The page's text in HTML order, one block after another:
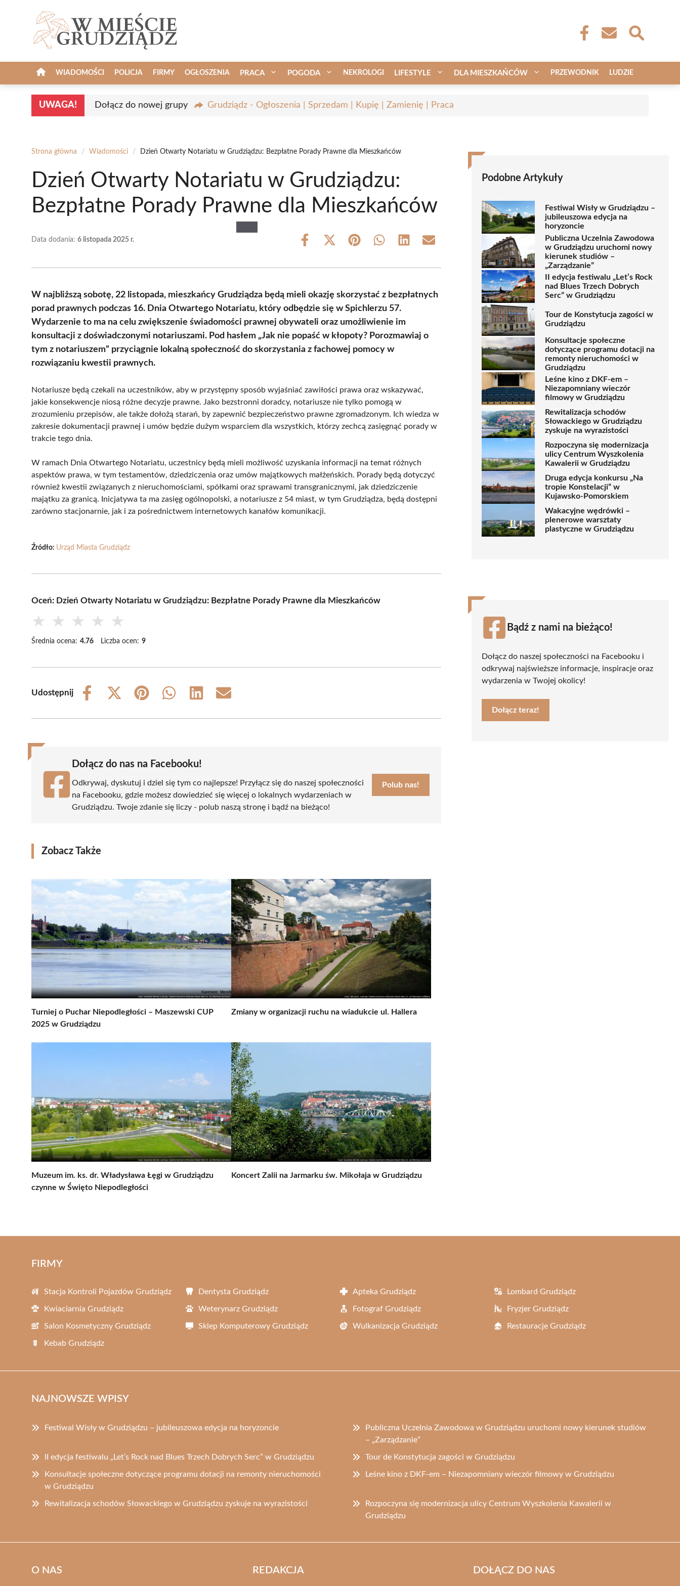
WIADOMOŚCI POLICJA FIRMY OGŁOSZENIA PRACA POGODA NEKROLOGI LIFESTYLE DLA MIESZKAŃCÓW PRZEWODNIK LUDZIE
UWAGA! Dołącz do nowej grupy Grudziądz - Ogłoszenia | Sprzedam | Kupię | Zamienię | Praca
Strona główna / Wiadomości / Dzień Otwarty Notariatu w Grudziądzu: Bezpłatne Porady Prawne dla Mieszkańców
Dzień Otwarty Notariatu w Grudziądzu:
Bezpłatne Porady Prawne dla Mieszkańców
Data dodania: 6 listopada 2025 r.
Share
Share
(Twitter)
Share Share Share Share
W najbliższą sobotę, 22 listopada, mieszkańcy Grudziądza będą mieli okazję skorzystać z bezpłatnych
porad prawnych podczas 16. Dnia Otwartego Notariatu, który odbędzie się w Spichlerzu 57.
Wydarzenie to ma na celu zwiększenie świadomości prawnej obywateli oraz umożliwienie im
konsultacji z doświadczonymi notariuszami. Pod hasłem „Jak nie popaść w kłopoty? Porozmawiaj o
tym z notariuszem” przyciągnie lokalną społeczność do skorzystania z fachowej pomocy w
rozwiązaniu kwestii prawnych.
Notariusze będą czekali na uczestników, aby w przystępny sposób wyjaśniać zawiłości prawa oraz wskazywać,
jakie konsekwencje niosą różne decyzje prawne. Jako bezstronni doradcy, notariusze nie tylko pomogą w
zrozumieniu przepisów, ale także dołożą starań, by zapewnić bezpieczeństwo prawne zgromadzonym. Ich wiedza w
zakresie dokumentacji prawnej i umów będzie dużym wsparciem dla wszystkich, którzy zechcą zasięgnąć porady w
trakcie tego dnia.
W ramach Dnia Otwartego Notariatu, uczestnicy będą mieli możliwość uzyskania informacji na temat różnych
aspektów prawa, w tym testamentów, dziedziczenia oraz umów majątkowych małżeńskich. Porady będą dotyczyć
również kwestii związanych z nieruchomościami, spółkami oraz sprawami transgranicznymi, jak dziedziczenie
majątku za granicą. Inicjatywa ta ma zasięg ogólnopolski, a notariusze z 54 miast, w tym Grudziądza, będą dostępni
zarówno stacjonarnie, jak i za pośrednictwem internetowych kanałów komunikacji.
Źródło: Urząd Miasta Grudziądz
Oceń: Dzień Otwarty Notariatu w Grudziądzu: Bezpłatne Porady Prawne dla Mieszkańców
★ ★ ★ ★ ★
Średnia ocena: 4.76 Liczba ocen: 9
Udostępnij
Share
Share
(Twitter)
Share
Share
Share
Share
Dołącz do nas na Facebooku!
Odkrywaj, dyskutuj i dziel się tym co najlepsze! Przyłącz się do naszej społeczności
na Facebooku, gdzie możesz dowiedzieć się więcej o lokalnych wydarzeniach w
Grudziądzu. Twoje zdanie się liczy - polub naszą stronę i bądź na bieżąco!
Polub nas!
Zobacz Także
Turniej o Puchar Niepodległości – Maszewski CUP
2025 w Grudziądzu
Zmiany w organizacji ruchu na wiadukcie ul. Hallera
Muzeum im. ks. dr. Władysława Łęgi w Grudziądzu
czynne w Święto Niepodległości
Koncert Zalii na Jarmarku św. Mikołaja w Grudziądzu
Podobne Artykuły
Festiwal Wisły w Grudziądzu –
jubileuszowa edycja na
horyzoncie
Publiczna Uczelnia Zawodowa
w Grudziądzu uruchomi nowy
kierunek studiów –
„Zarządzanie”
II edycja festiwalu „Let’s Rock
nad Blues Trzech Dobrych
Serc” w Grudziądzu
Tour de Konstytucja zagości w
Grudziądzu
Konsultacje społeczne
dotyczące programu dotacji na
remonty nieruchomości w
Grudziądzu
Leśne kino z DKF-em –
Niezapomniany wieczór
filmowy w Grudziądzu
Rewitalizacja schodów
Słowackiego w Grudziądzu
zyskuje na wyrazistości
Rozpoczyna się modernizacja
ulicy Centrum Wyszkolenia
Kawalerii w Grudziądzu
Druga edycja konkursu „Na
tropie Konstelacji” w
Kujawsko-Pomorskiem
Wakacyjne wędrówki –
plenerowe warsztaty
plastyczne w Grudziądzu
Bądź z nami na bieżąco!
Dołącz do naszej społeczności na Facebooku i
odkrywaj najświeższe informacje, inspiracje oraz
wydarzenia w Twojej okolicy!
Dołącz teraz!
FIRMY
Stacja Kontroli Pojazdów Grudziądz Dentysta Grudziądz Apteka Grudziądz Lombard Grudziądz
Kwiaciarnia Grudziądz Weterynarz Grudziądz Fotograf Grudziądz Fryzjer Grudziądz
Salon Kosmetyczny Grudziądz Sklep Komputerowy Grudziądz Wulkanizacja Grudziądz Restauracje Grudziądz
Kebab Grudziądz
NAJNOWSZE WPISY
Festiwal Wisły w Grudziądzu – jubileuszowa edycja na horyzoncie
Publiczna Uczelnia Zawodowa w Grudziądzu uruchomi nowy kierunek studiów
– „Zarządzanie”
II edycja festiwalu „Let’s Rock nad Blues Trzech Dobrych Serc” w Grudziądzu Tour de Konstytucja zagości w Grudziądzu
Konsultacje społeczne dotyczące programu dotacji na remonty nieruchomości
w Grudziądzu
Leśne kino z DKF-em – Niezapomniany wieczór filmowy w Grudziądzu
Rewitalizacja schodów Słowackiego w Grudziądzu zyskuje na wyrazistości
Rozpoczyna się modernizacja ulicy Centrum Wyszkolenia Kawalerii w
Grudziądzu
O NAS REDAKCJA DOŁĄCZ DO NAS